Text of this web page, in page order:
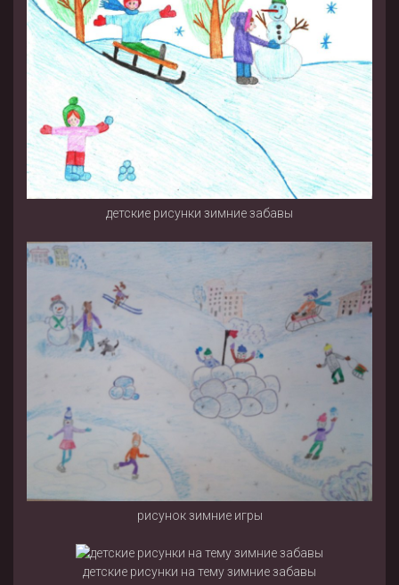
детские рисунки зимние забавы
рисунок зимние игры
детские рисунки на тему зимние забавы